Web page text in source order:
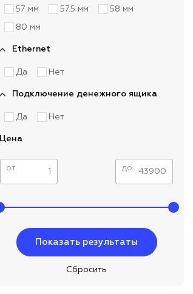
57 мм 57.5 мм 58 мм
80 мм
Ethernet
Да Нет
Подключение денежного ящика
Да Нет
Цена
от до